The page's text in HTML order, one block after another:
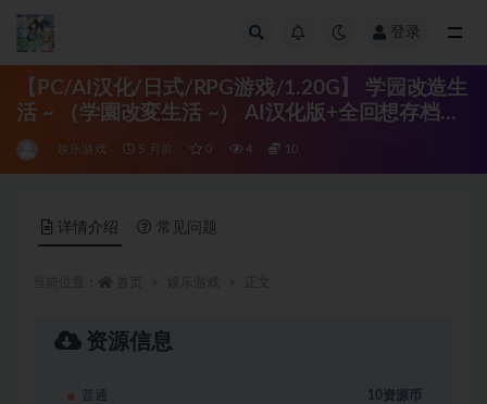
登录
【PC/AI汉化/日式/RPG游戏/1.20G】 学园改造生
活 ~ （学園改変生活 ~） AI汉化版+全回想存档
+日式RPG游戏+1.20G
娱乐游戏 5 月前 0 4 10
详情介绍 常见问题
资源信息
普通 10资源币